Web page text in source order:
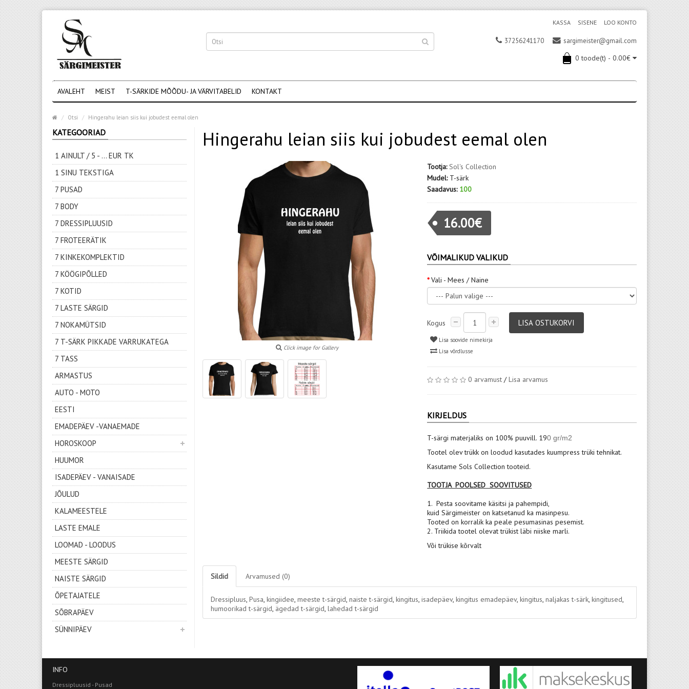
SISENE LOO KONTO
KASSA
37256241170 sargimeister@gmail.com
0 toode(t) - 0.00€
AVALEHT MEIST T-SÄRKIDE MÕÕDU- JA VÄRVITABELID KONTAKT
Otsi Hingerahu leian siis kui jobudest eemal olen
KATEGOORIAD
1 AINULT / 5 - ... EUR TK
1 SINU TEKSTIGA
7 PUSAD
7 BODY
7 DRESSIPLUUSID
7 FROTEERÄTIK
7 KINKEKOMPLEKTID
7 KÖÖGIPÕLLED
7 KOTID
7 LASTE SÄRGID
7 NOKAMÜTSID
7 T-SÄRK PIKKADE VARRUKATEGA
7 TASS
ARMASTUS
AUTO - MOTO
EESTI
EMADEPÄEV -VANAEMADE
HOROSKOOP
HUUMOR
ISADEPÄEV - VANAISADE
JÕULUD
KALAMEESTELE
LASTE EMALE
LOOMAD - LOODUS
MEESTE SÄRGID
NAISTE SÄRGID
ÕPETAJATELE
SÕBRAPÄEV
SÜNNIPÄEV
Hingerahu leian siis kui jobudest eemal olen
Click image for Gallery
Tootja: Sol's Collection
Mudel: T-särk
Saadavus: 100
16.00€
VÕIMALIKUD VALIKUD
Vali - Mees / Naine
Kogus LISA OSTUKORVI
Lisa soovide nimekirja
Lisa võrdlusse
0 arvamust /Lisa arvamus
KIRJELDUS
T-särgi materjaliks on 100% puuvill. 190 gr/m2
Tootel olev trükk on loodud kasutades kuumpress trüki tehnikat.
Kasutame Sols Collection tooteid.
TOOTJA POOLSED SOOVITUSED
1. Pesta soovitame käsitsi ja pahempidi,
kuid Särgimeister on katsetanud ka masinpesu.
Tooted on korralik ka peale pesumasinas pesemist.
2. Triikida tootel olevat trükist läbi niiske marli.
Või trükise kõrvalt
Sildid Arvamused (0)
Dressipluus, Pusa, kingiidee, meeste t-särgid, naiste t-särgid, kingitus, isadepäev, kingitus emadepäev, kingitus, naljakas t-särk, kingitused,
humoorikad t-särgid, ägedad t-särgid, lahedad t-särgid
INFO
Dressipluusid - Pusad